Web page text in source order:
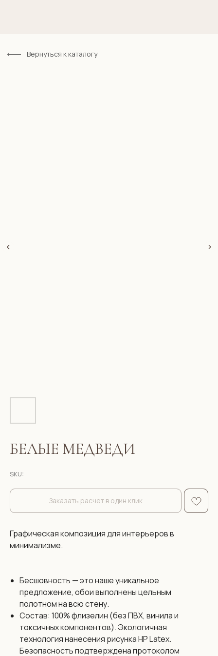
БЕЛЫЕ МЕДВЕДИ
SKU:
Заказать расчет в один клик
Графическая композиция для интерьеров в
минимализме.
Бесшовность — это наше уникальное
предложение, обои выполнены цельным
полотном на всю стену.
Состав: 100% флизелин (без ПВХ, винила и
токсичных компонентов). Экологичная
технология нанесения рисунка HP Latex.
Безопасность подтверждена протоколом